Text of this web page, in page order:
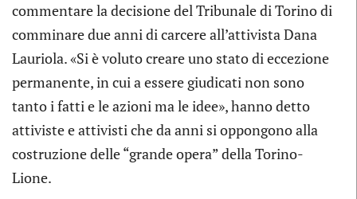
commentare la decisione del Tribunale di Torino di
comminare due anni di carcere all’attivista Dana
Lauriola. «Si è voluto creare uno stato di eccezione
permanente, in cui a essere giudicati non sono
tanto i fatti e le azioni ma le idee», hanno detto
attiviste e attivisti che da anni si oppongono alla
costruzione delle “grande opera” della Torino-
Lione.